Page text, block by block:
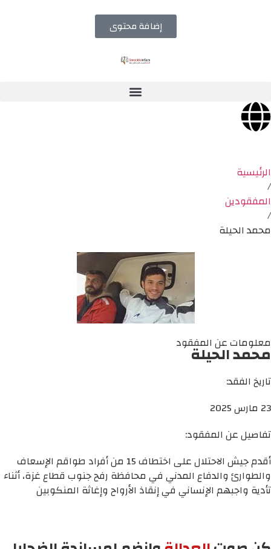
إضافة محتوى
الرئيسية
/
المفقودين
/
محمد الحيلة
معلومات عن المفقود
محمد الحيلة
تاريخ الفقد:
23 مارس 2025
تفاصيل عن المفقود:
أقدم جيش الاحتلال على اختطاف 15 من أفراد طواقم الإسعاف
والطوارئ والدفاع المدني في محافظة رفح جنوب قطاع غزة، أثناء
تأدية واجبهم الإنساني في إنقاذ الأرواح وإغاثة المنكوبين